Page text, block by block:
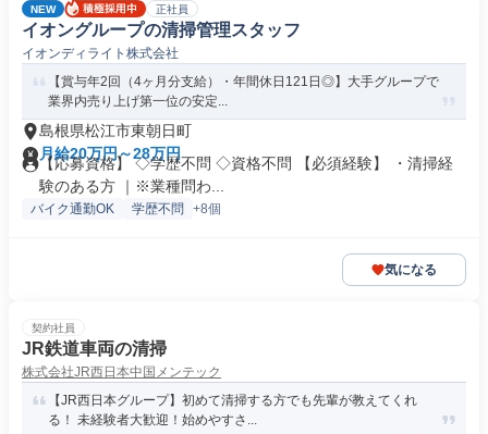
NEW 正社員
イオングループの清掃管理スタッフ
イオンディライト株式会社
【賞与年2回（4ヶ月分支給）・年間休日121日◎】大手グループで
業界内売り上げ第一位の安定...
島根県松江市東朝日町
月給20万円～28万円
【応募資格】 ◇学歴不問 ◇資格不問 【必須経験】 ・清掃経
験のある方 ｜※業種問わ...
バイク通勤OK 学歴不問 +8個
気になる
契約社員
JR鉄道車両の清掃
株式会社JR西日本中国メンテック
【JR西日本グループ】初めて清掃する方でも先輩が教えてくれ
る！ 未経験者大歓迎！始めやすさ...